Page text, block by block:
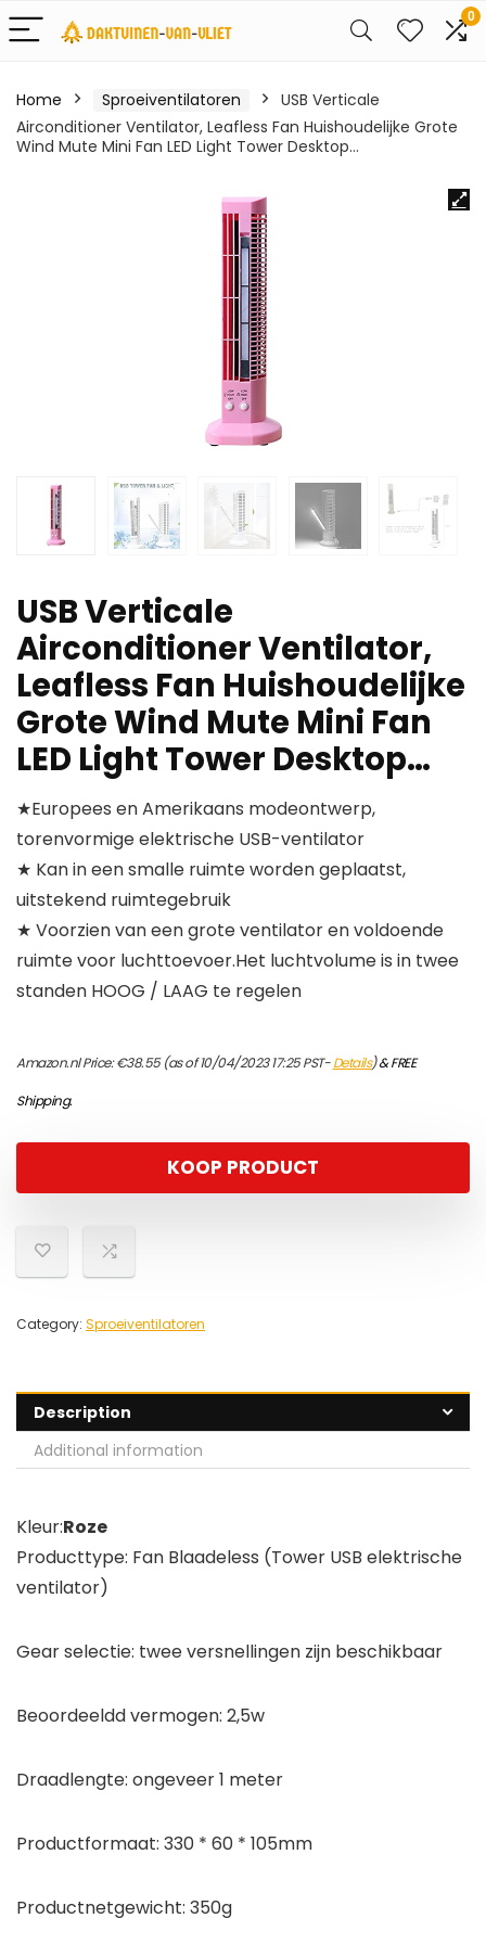
0
Home Sproeiventilatoren
USB Verticale
Airconditioner Ventilator, Leafless Fan Huishoudelijke Grote
Wind Mute Mini Fan LED Light Tower Desktop…
USB Verticale
Airconditioner Ventilator,
Leafless Fan Huishoudelijke
Grote Wind Mute Mini Fan
LED Light Tower Desktop…
★Europees en Amerikaans modeontwerp,
torenvormige elektrische USB-ventilator
★ Kan in een smalle ruimte worden geplaatst,
uitstekend ruimtegebruik
★ Voorzien van een grote ventilator en voldoende
ruimte voor luchttoevoer.Het luchtvolume is in twee
standen HOOG / LAAG te regelen
Amazon.nl Price:€38.55(as of 10/04/2023 17:25 PST-Details)&FREE
Shipping.
KOOP PRODUCT
Category: Sproeiventilatoren
Description
Additional information
Kleur:Roze
Producttype: Fan Blaadeless (Tower USB elektrische
ventilator)
Gear selectie: twee versnellingen zijn beschikbaar
Beoordeeldd vermogen: 2,5w
Draadlengte: ongeveer 1 meter
Productformaat: 330 * 60 * 105mm
Productnetgewicht: 350g